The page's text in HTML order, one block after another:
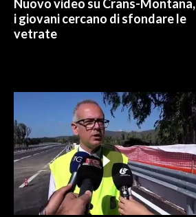
Nuovo video su Crans-Montana,
i giovani cercano di sfondare le
vetrate